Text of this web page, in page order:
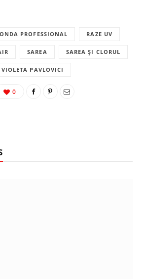
PROFESSIONAL RAZE UV
SAREA SAREA ȘI CLORUL
VIOLETA PAVLOVICI
0